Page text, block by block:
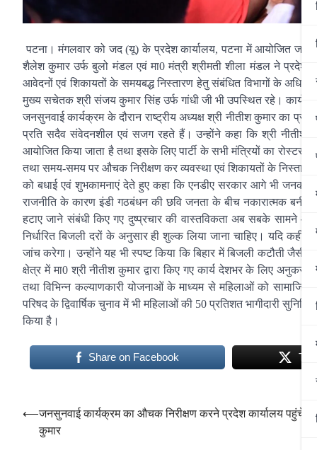
पटना। मंगलवार को जद (यू) के प्रदेश कार्यालय, पटना में आयोजित
शैलेश कुमार उर्फ बुलो मंडल एवं मा0 मंत्री श्रीमती शीला मंडल ने प्रदेश
आवेदनों एवं शिकायतों के समयबद्ध निस्तारण हेतु संबंधित विभागों के
मुख्य सचेतक श्री संजय कुमार सिंह उर्फ गांधी जी भी उपस्थित रहे।
जनसुनवाई कार्यक्रम के दौरान राष्ट्रीय अध्यक्ष श्री नीतीश कुमार का
प्रति सदैव संवेदनशील एवं सजग रहते हैं। उन्होंने कहा कि श्री नीतीश
आयोजित किया जाता है तथा इसके लिए पार्टी के सभी मंत्रियों का रोस्टर
तथा समय-समय पर औचक निरीक्षण कर व्यवस्था एवं शिकायतों के निस्तारण
को बधाई एवं शुभकामनाएं देते हुए कहा कि एनडीए सरकार आगे भी
राजनीति के कारण इंडी गठबंधन की छवि जनता के बीच नकारात्मक
हटाए जाने संबंधी किए गए दुष्प्रचार की वास्तविकता अब सबके सामने आ
निर्धारित बिजली दरों के अनुसार ही शुल्क लिया जाना चाहिए। यदि
जांच करेगा। उन्होंने यह भी स्पष्ट किया कि बिहार में बिजली कटौती
क्षेत्र में मा0 श्री नीतीश कुमार द्वारा किए गए कार्य देशभर के लिए
तथा विभिन्न कल्याणकारी योजनाओं के माध्यम से महिलाओं को
परिषद के द्विवार्षिक चुनाव में भी महिलाओं की 50 प्रतिशत भागीदारी
किया है।
Share on Facebook
Post
navigation
⟵जनसुनवाई कार्यक्रम का औचक निरीक्षण करने प्रदेश कार्यालय पहुंचे
कुमार